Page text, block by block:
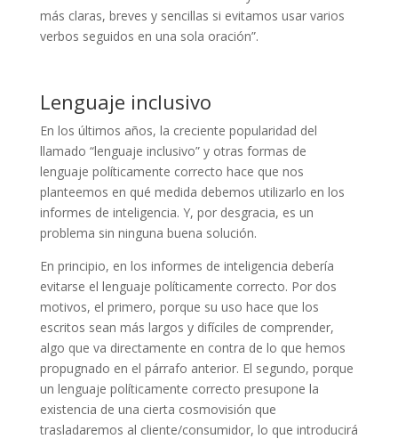
más claras, breves y sencillas si evitamos usar varios
verbos seguidos en una sola oración”.
Lenguaje inclusivo
En los últimos años, la creciente popularidad del
llamado “lenguaje inclusivo” y otras formas de
lenguaje políticamente correcto hace que nos
planteemos en qué medida debemos utilizarlo en los
informes de inteligencia. Y, por desgracia, es un
problema sin ninguna buena solución.
En principio, en los informes de inteligencia debería
evitarse el lenguaje políticamente correcto. Por dos
motivos, el primero, porque su uso hace que los
escritos sean más largos y difíciles de comprender,
algo que va directamente en contra de lo que hemos
propugnado en el párrafo anterior. El segundo, porque
un lenguaje políticamente correcto presupone la
existencia de una cierta cosmovisión que
trasladaremos al cliente/consumidor, lo que introducirá